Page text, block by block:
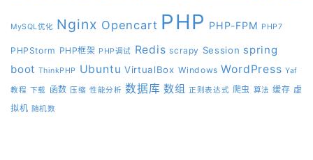
MySQL优化 Nginx Opencart PHP PHP-FPM PHP7
PHPStorm PHP框架 PHP调试 Redis scrapy Session spring
boot ThinkPHP Ubuntu VirtualBox Windows WordPress Yaf
教程 下载 函数 压缩 性能分析 数据库 数组 正则表达式 爬虫 算法 缓存 虚
拟机 随机数